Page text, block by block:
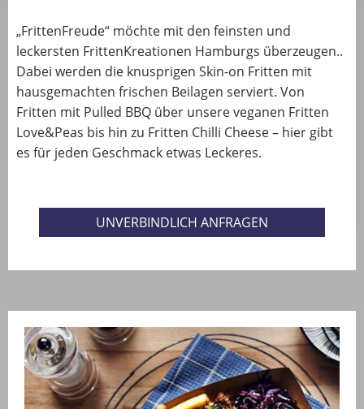
„FrittenFreude“ möchte mit den feinsten und
leckersten FrittenKreationen Hamburgs überzeugen..
Dabei werden die knusprigen Skin-on Fritten mit
hausgemachten frischen Beilagen serviert. Von
Fritten mit Pulled BBQ über unsere veganen Fritten
Love&Peas bis hin zu Fritten Chilli Cheese – hier gibt
es für jeden Geschmack etwas Leckeres.
UNVERBINDLICH ANFRAGEN